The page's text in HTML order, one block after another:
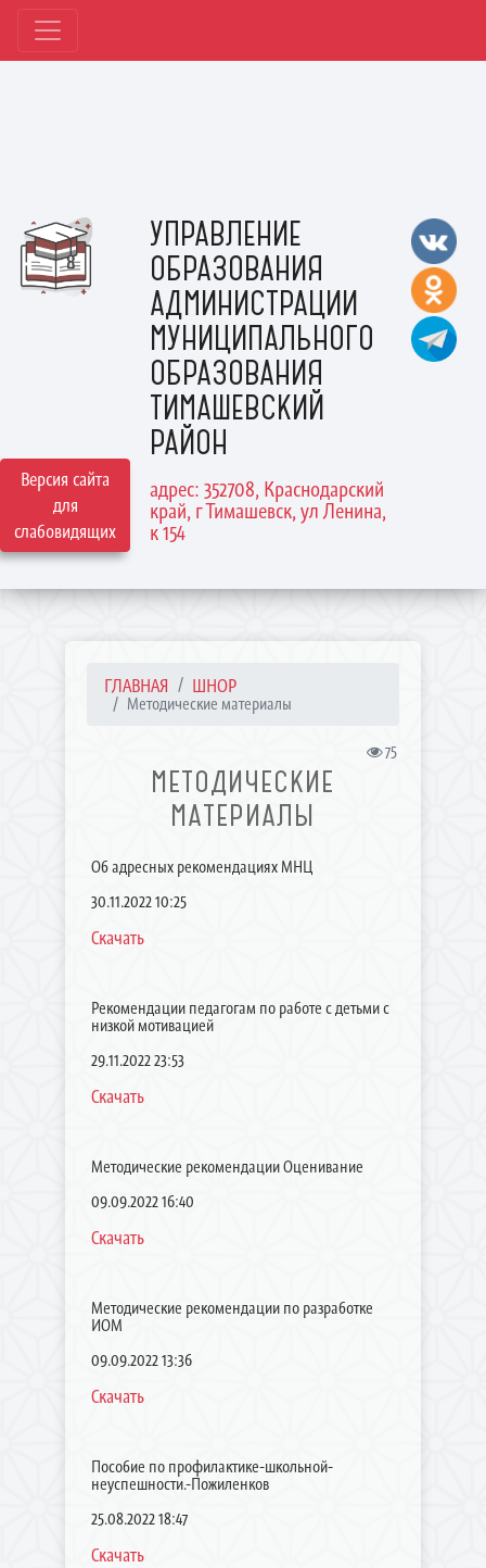
Версия сайта
для
слабовидящих
УПРАВЛЕНИЕ
ОБРАЗОВАНИЯ
АДМИНИСТРАЦИИ
МУНИЦИПАЛЬНОГО
ОБРАЗОВАНИЯ
ТИМАШЕВСКИЙ
РАЙОН
адрес: 352708, Краснодарский
край, г Тимашевск, ул Ленина,
к 154
ГЛАВНАЯ ШНОР
Методические материалы
75
МЕТОДИЧЕСКИЕ
МАТЕРИАЛЫ
Об адресных рекомендациях МНЦ
30.11.2022 10:25
Скачать
Рекомендации педагогам по работе с детьми с
низкой мотивацией
29.11.2022 23:53
Скачать
Методические рекомендации Оценивание
09.09.2022 16:40
Скачать
Методические рекомендации по разработке
ИОМ
09.09.2022 13:36
Скачать
Пособие по профилактике-школьной-
неуспешности.-Пожиленков
25.08.2022 18:47
Скачать